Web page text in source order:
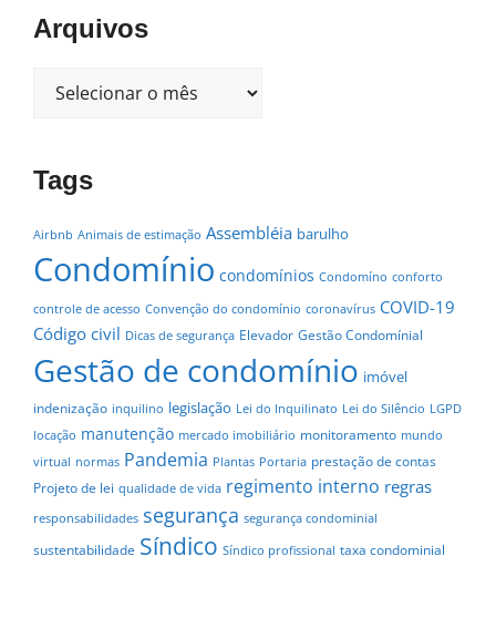
Arquivos
Tags
Airbnb Animais de estimação Assembléia barulho
Condomínio condomínios Condomíno conforto
controle de acesso Convenção do condomínio coronavírus COVID-19
Código civil Dicas de segurança Elevador Gestão Condomínial
Gestão de condomínio imóvel
indenização inquilino legislação Lei do Inquilinato Lei do Silêncio LGPD
locação manutenção mercado imobiliário monitoramento mundo
virtual normas Pandemia Plantas Portaria prestação de contas
Projeto de lei qualidade de vida regimento interno regras
responsabilidades segurança segurança condominial
sustentabilidade Síndico Síndico profissional taxa condominial